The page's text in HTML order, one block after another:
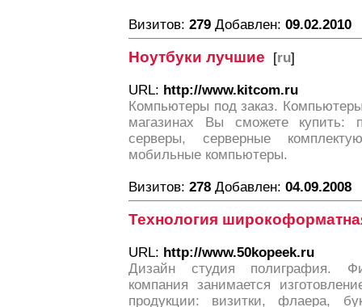
Визитов: 279 Добавлен: 09.02.2010
Ноутбуки лучшие [ru]
URL: http://www.kitcom.ru
Компьютеры под заказ.
магазинах Вы сможете купить:
серверы, серверные
мобильные компьютеры.
Визитов: 278 Добавлен: 04.09.2008
Технология
URL: http://www.50kopeek.ru
Дизайн студия полиграфия.
компания занимается
продукции: визитки, флаера,